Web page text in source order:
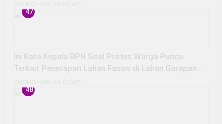
DHOHO HARI INI NEWS
47
Ini Kata Kepala BPN Soal Protes Warga Puncu
Terkait Penetapan Lahan Fasos di Lahan Garapan
Petani
DHOHO HARI INI NEWS
48